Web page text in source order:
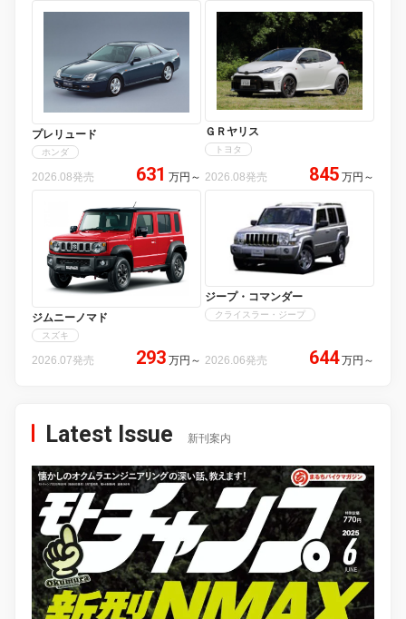
プレリュード
ホンダ
2026.08発売 631 万円 ～
ＧＲヤリス
トヨタ
2026.08発売 845 万円 ～
ジムニーノマド
スズキ
2026.07発売 293 万円 ～
ジープ・コマンダー
クライスラー・ジープ
2026.06発売 644万円 ～
Latest Issue 新刊案内